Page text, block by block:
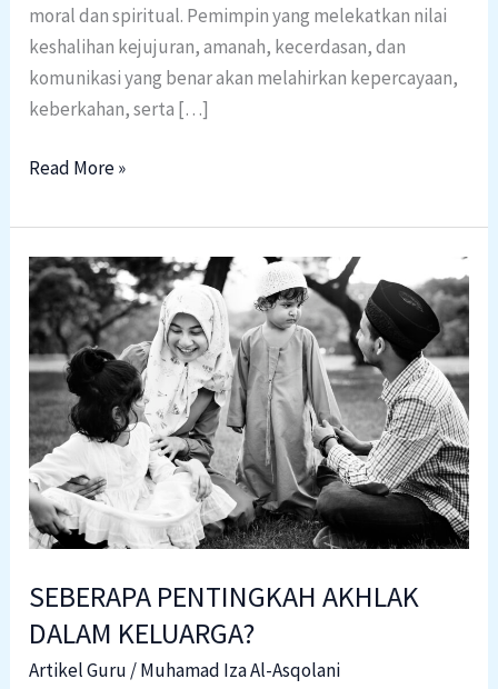
moral dan spiritual. Pemimpin yang melekatkan nilai
keshalihan kejujuran, amanah, kecerdasan, dan
komunikasi yang benar akan melahirkan kepercayaan,
keberkahan, serta […]
Read More »
SEBERAPA PENTINGKAH AKHLAK
DALAM KELUARGA?
Artikel Guru /Muhamad Iza Al-Asqolani
SEBERAPA
PENTINGKAH
AKHLAK
DALAM
KELUARGA?